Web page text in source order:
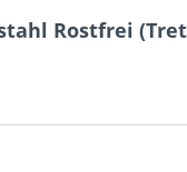
Rostfrei